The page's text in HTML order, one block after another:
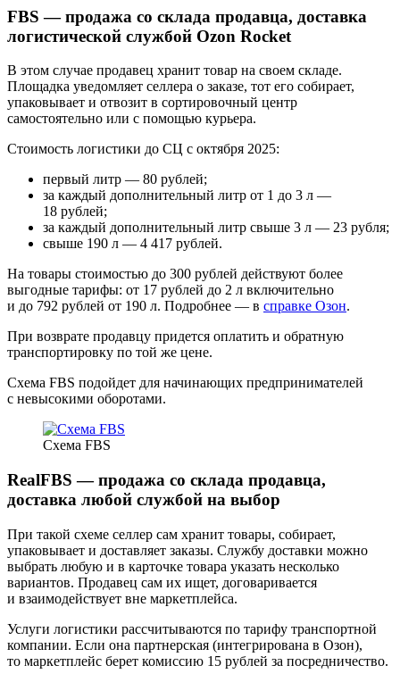
FBS — продажа со склада продавца, доставка
логистической службой Ozon Rocket
В этом случае продавец хранит товар на своем складе.
Площадка уведомляет селлера о заказе, тот его собирает,
упаковывает и отвозит в сортировочный центр
самостоятельно или с помощью курьера.
Стоимость логистики до СЦ с октября 2025:
первый литр — 80 рублей;
за каждый дополнительный литр от 1 до 3 л —
18 рублей;
за каждый дополнительный литр свыше 3 л — 23 рубля;
свыше 190 л — 4 417 рублей.
На товары стоимостью до 300 рублей действуют более
выгодные тарифы: от 17 рублей до 2 л включительно
и до 792 рублей от 190 л. Подробнее — в справке Озон.
При возврате продавцу придется оплатить и обратную
транспортировку по той же цене.
Схема FBS подойдет для начинающих предпринимателей
с невысокими оборотами.
Схема FBS
RealFBS — продажа со склада продавца,
доставка любой службой на выбор
При такой схеме селлер сам хранит товары, собирает,
упаковывает и доставляет заказы. Службу доставки можно
выбрать любую и в карточке товара указать несколько
вариантов. Продавец сам их ищет, договаривается
и взаимодействует вне маркетплейса.
Услуги логистики рассчитываются по тарифу транспортной
компании. Если она партнерская (интегрирована в Озон),
то маркетплейс берет комиссию 15 рублей за посредничество.